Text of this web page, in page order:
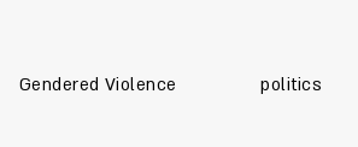
Gendered Violence politics